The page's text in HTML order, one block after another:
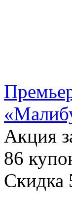
Акция
86
Скидка